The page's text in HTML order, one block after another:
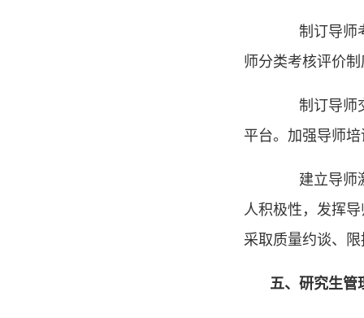
制订导师考
师分类考核评价
制订导师交
平台。加强导师
建立导师激
人积极性，发挥
采取质量约谈、
五、研究生管